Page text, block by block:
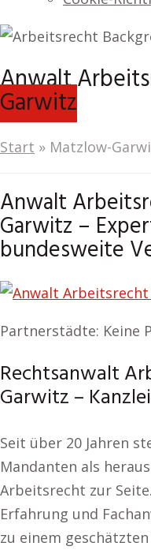
Anwalt
Garwitz
Start » Matzlow-
Anwalt
Garwitz –
bundesweite
Partnerstädte: Keine
Rechtsanwalt
Garwitz –
Seit über 20 Jahren
Mandanten als
Arbeitsrecht zur
Erfahrung und
zu einem